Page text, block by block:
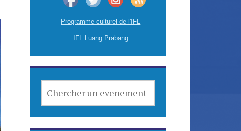
Programme culturel de l'IFL
IFL Luang Prabang
UN